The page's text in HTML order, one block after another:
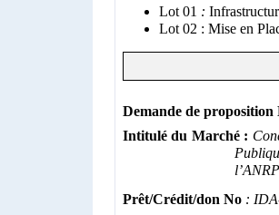
Lot 01 :
Lot 02 : Mise en
Demande de proposition
Intitulé du Marché :
Prêt/Crédit/don No :